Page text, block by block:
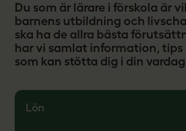
Du som är lärare i förskola är
barnens utbildning och
ska ha de allra bästa
har vi samlat information, tips
som kan stötta dig i din
Lön